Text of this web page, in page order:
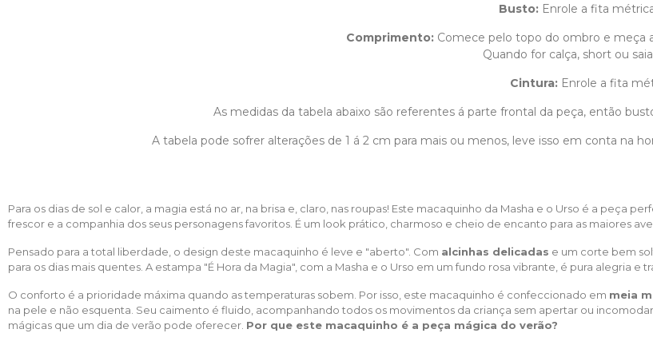
Busto: Enrole a fita
Comprimento: Comece pelo topo do ombro e meça
Quando for calça, short ou
Cintura: Enrole a fita
As medidas da tabela abaixo são referentes á parte frontal da peça, então
A tabela pode sofrer alterações de 1 á 2 cm para mais ou menos, leve isso em conta na
Para os dias de sol e calor, a magia está no ar, na brisa e, claro, nas roupas! Este macaquinho da Masha e o Urso é a peça
frescor e a companhia dos seus personagens favoritos. É um look prático, charmoso e cheio de encanto para as maiores
Pensado para a total liberdade, o design deste macaquinho é leve e "aberto". Com alcinhas delicadas e um corte bem
para os dias mais quentes. A estampa "É Hora da Magia", com a Masha e o Urso em um fundo rosa vibrante, é pura alegria
O conforto é a prioridade máxima quando as temperaturas sobem. Por isso, este macaquinho é confeccionado em meia
na pele e não esquenta. Seu caimento é fluido, acompanhando todos os movimentos da criança sem apertar ou
mágicas que um dia de verão pode oferecer. Por que este macaquinho é a peça mágica do verão?